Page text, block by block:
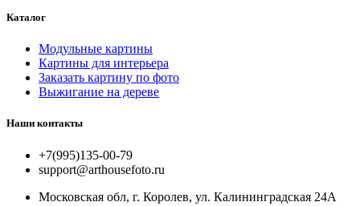
Каталог
Модульные картины
Картины для интерьера
Заказать картину по фото
Выжигание на дереве
Наши контакты
+7(995)135-00-79
support@arthousefoto.ru
Московская обл, г. Королев, ул. Калининградская 24А